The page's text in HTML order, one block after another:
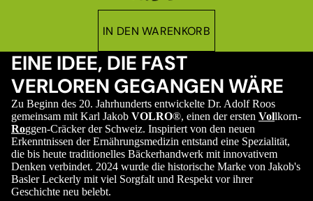
IN DEN WARENKORB
EINE IDEE, DIE FAST
VERLOREN GEGANGEN WÄRE
Zu Beginn des 20. Jahrhunderts entwickelte Dr. Adolf Roos
gemeinsam mit Karl Jakob VOLRO®, einen der ersten Vollkorn-
Roggen-Cräcker der Schweiz. Inspiriert von den neuen
Erkenntnissen der Ernährungsmedizin entstand eine Spezialität,
die bis heute traditionelles Bäckerhandwerk mit innovativem
Denken verbindet. 2024 wurde die historische Marke von Jakob's
Basler Leckerly mit viel Sorgfalt und Respekt vor ihrer
Geschichte neu belebt.